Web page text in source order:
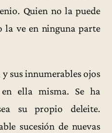
Quien no la puede
la ve en ninguna parte
sus innumerables ojos
ella misma. Se ha
su propio deleite.
sucesión de nuevas